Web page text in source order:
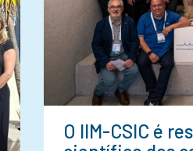
O IIM-CSIC é